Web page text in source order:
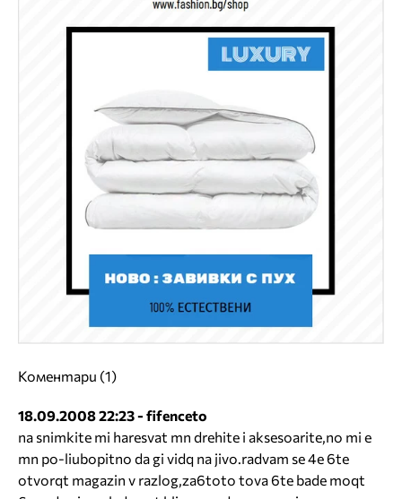
Коментари (1)
18.09.2008 22:23 - fifenceto
na snimkite mi haresvat mn drehite i aksesoarite,no mi e
mn po-liubopitno da gi vidq na jivo.radvam se 4e 6te
otvorqt magazin v razlog,za6toto tova 6te bade moqt